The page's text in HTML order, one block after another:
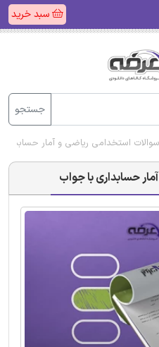
سبد خرید
جستجو
سوالات استخدامی ریاضی و آمار
حسابداری با جواب